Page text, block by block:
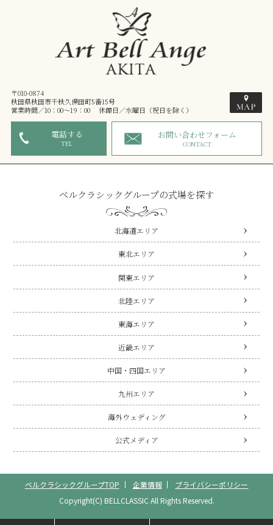
〒010-0874
秋田県秋田市千秋久保田町5番15号
営業時間／10：00～19：00 休館日／水曜日（祝日を除く）
電話する
TEL
お問い合わせフォーム
CONTACT
ベルクラシックグループの式場を探す
北海道エリア
東北エリア
関東エリア
北陸エリア
東海エリア
近畿エリア
中国・四国エリア
九州エリア
海外ウェディング
公式メディア
ベルクラシックグループTOP 企業情報
プライバシーポリシー
Copyright(C) BELLCLASSIC All Rights Reserved.